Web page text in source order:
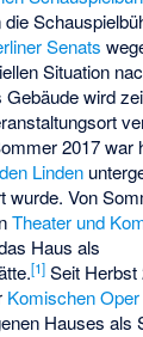
Senats
Situation
wird
2017 war
Linden
wurde. Von
Theater und
Haus als
[1] Seit Herbst
Komischen Oper
Hauses als